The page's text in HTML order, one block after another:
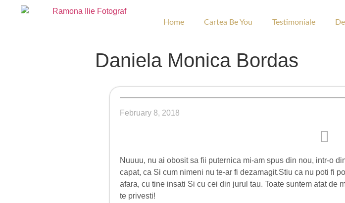
Home Cartea Be You Testimoniale
Daniela Monica Bordas
February 8, 2018
Nuuuu, nu ai obosit sa fii puternica mi-am spus din nou, intr-o
capat, ca Si cum nimeni nu te-ar fi dezamagit.Stiu ca nu poti fi
afara, cu tine insati Si cu cei din jurul tau. Toate suntem atat de
te privesti!